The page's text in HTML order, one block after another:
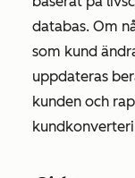
databas. Om
som kund
uppdateras
kunden och